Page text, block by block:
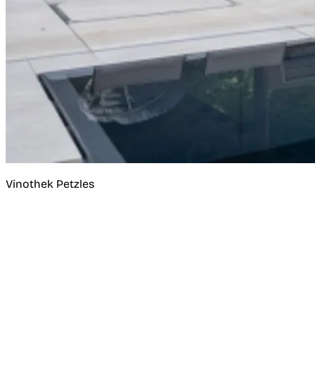
Vinothek Petzles